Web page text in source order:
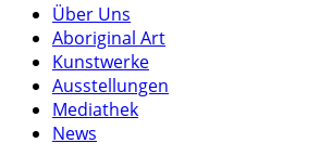
Über Uns
Aboriginal Art
Kunstwerke
Ausstellungen
Mediathek
News